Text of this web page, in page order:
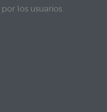
los usuarios.